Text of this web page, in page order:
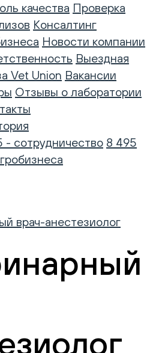
качества Проверка
Консалтинг
Новости компании
Выездная
Vet Union Вакансии
Отзывы о лаборатории
сотрудничество 8 495
врач-анестезиолог